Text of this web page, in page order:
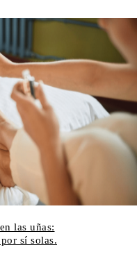
las uñas:
sí solas.